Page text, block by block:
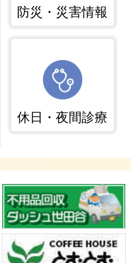
防災・災害情報
休日・夜間診療